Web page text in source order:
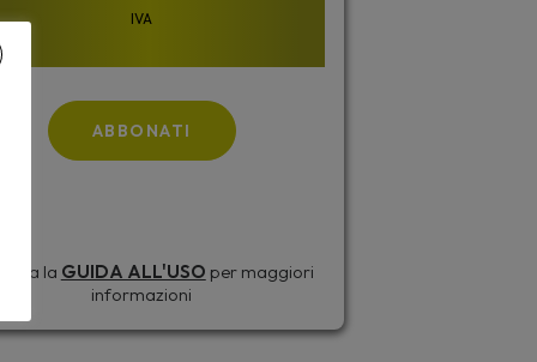
IVA
ABBONATI
la GUIDA ALL'USO per maggiori
informazioni